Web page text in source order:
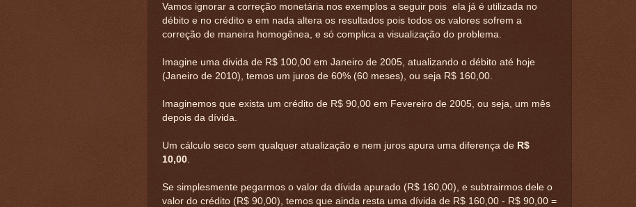
Vamos ignorar a correção monetária nos exemplos a seguir pois ela já é utilizada no
débito e no crédito e em nada altera os resultados pois todos os valores sofrem a
correção de maneira homogênea, e só complica a visualização do problema.
Imagine uma divida de R$ 100,00 em Janeiro de 2005, atualizando o débito até hoje
(Janeiro de 2010), temos um juros de 60% (60 meses), ou seja R$ 160,00.
Imaginemos que exista um crédito de R$ 90,00 em Fevereiro de 2005, ou seja, um mês
depois da dívida.
Um cálculo seco sem qualquer atualização e nem juros apura uma diferença de R$
10,00
Se simplesmente pegarmos o valor da dívida apurado (R$ 160,00), e subtrairmos dele o
valor do crédito (R$ 90,00), temos que ainda resta uma dívida de R$ 160,00 - R$ 90,00 =